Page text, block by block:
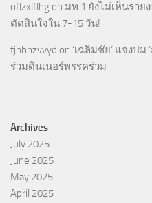
oflzxlflhg on มท.1 ยังไม่เห็นราย
ตัดสินใจใน 7-15 วัน!
tjhhhzvvyd on ‘เฉลิมชัย’ แจงปม
ร่วมดินเนอร์พรรคร่วม
Archives
July 2025
June 2025
May 2025
April 2025